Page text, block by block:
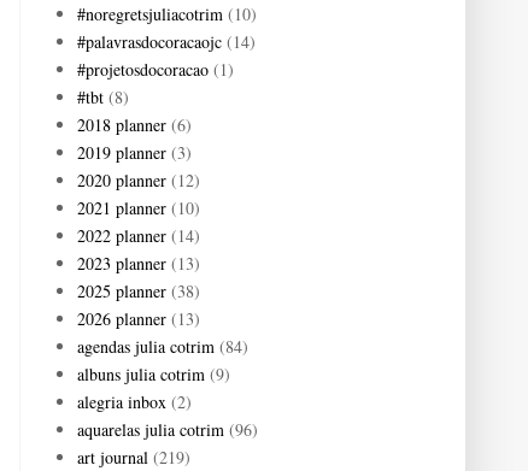
#noregretsjuliacotrim (10)
#palavrasdocoracaojc (14)
#projetosdocoracao (1)
#tbt (8)
2018 planner (6)
2019 planner (3)
2020 planner (12)
2021 planner (10)
2022 planner (14)
2023 planner (13)
2025 planner (38)
2026 planner (13)
agendas julia cotrim (84)
albuns julia cotrim (9)
alegria inbox (2)
aquarelas julia cotrim (96)
art journal (219)